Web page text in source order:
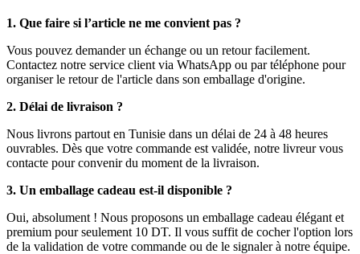
1. Que faire si l’article ne me convient pas ?
Vous pouvez demander un échange ou un retour facilement.
Contactez notre service client via WhatsApp ou par téléphone pour
organiser le retour de l'article dans son emballage d'origine.
2. Délai de livraison ?
Nous livrons partout en Tunisie dans un délai de 24 à 48 heures
ouvrables. Dès que votre commande est validée, notre livreur vous
contacte pour convenir du moment de la livraison.
3. Un emballage cadeau est-il disponible ?
Oui, absolument ! Nous proposons un emballage cadeau élégant et
premium pour seulement 10 DT. Il vous suffit de cocher l'option lors
de la validation de votre commande ou de le signaler à notre équipe.